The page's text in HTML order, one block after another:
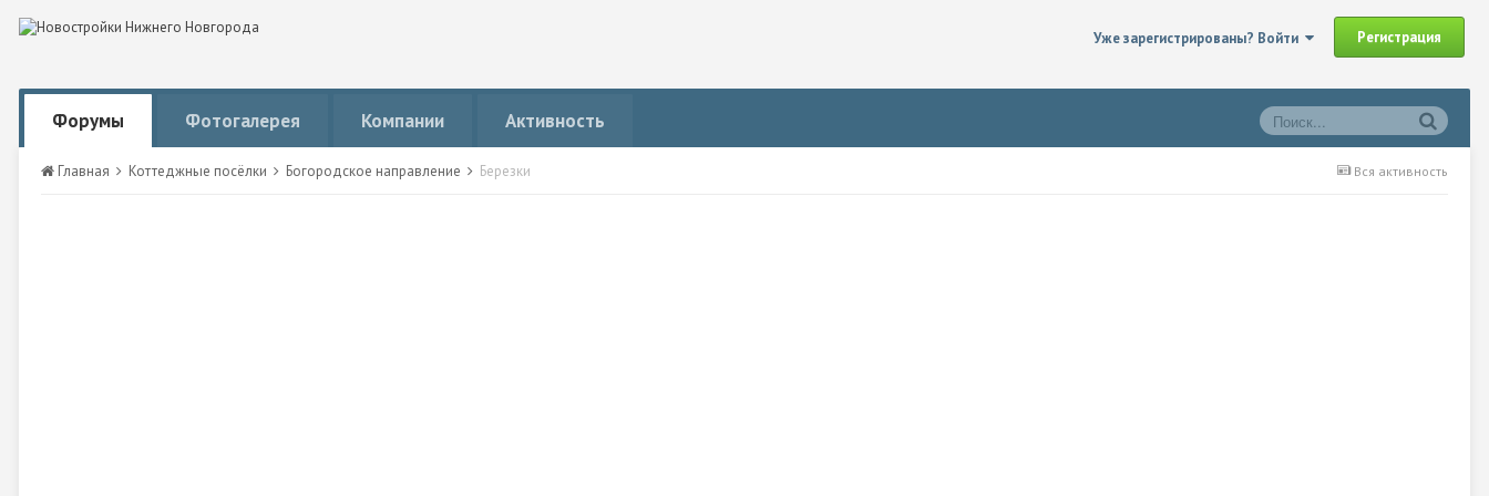
Уже зарегистрированы? Войти Регистрация
Форумы Фотогалерея Компании Активность
Вся активность
Главная Коттеджные посёлки Богородское направление Березки